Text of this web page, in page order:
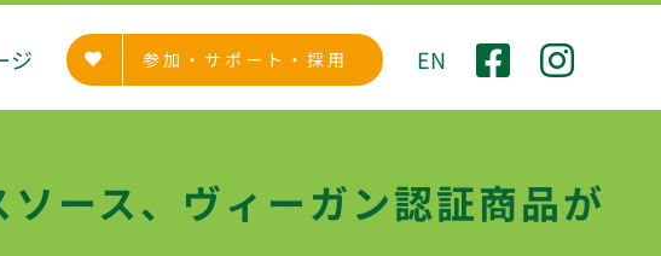
ジ 参加・サポート・採用 EN
ース、ヴィーガン認証商品が